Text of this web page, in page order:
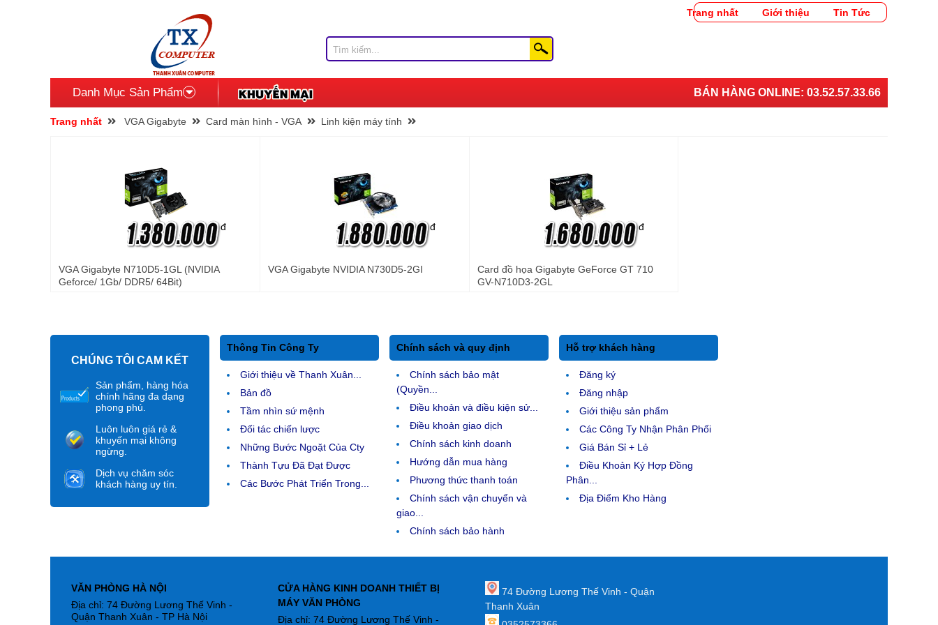
Trang nhất Giới thiệu Tin Tức
Danh Mục Sản Phẩm BÁN HÀNG ONLINE: 03.52.57.33.66
Trang nhất VGA Gigabyte Card màn hình - VGA Linh kiện máy tính
đ
VGA Gigabyte N710D5-1GL (NVIDIA
Geforce/ 1Gb/ DDR5/ 64Bit)
đ
VGA Gigabyte NVIDIA N730D5-2GI
đ
Card đồ họa Gigabyte GeForce GT 710
GV-N710D3-2GL
CHÚNG TÔI CAM KẾT
Sản phẩm, hàng hóa
chính hãng đa dạng
phong phú.
Luôn luôn giá rẻ &
khuyến mại không
ngừng.
Dịch vụ chăm sóc
khách hàng uy tín.
Thông Tin Công Ty
Giới thiệu về Thanh Xuân...
Bản đồ
Tầm nhìn sứ mệnh
Đối tác chiến lược
Những Bước Ngoặt Của Cty
Thành Tựu Đã Đạt Được
Các Bước Phát Triển Trong...
Chính sách và quy định
Chính sách bảo mật
(Quyền...
Điều khoản và điều kiện sử...
Điều khoản giao dịch
Chính sách kinh doanh
Hướng dẫn mua hàng
Phương thức thanh toán
Chính sách vận chuyển và
giao...
Chính sách bảo hành
Hỗ trợ khách hàng
Đăng ký
Đăng nhập
Giới thiệu sản phẩm
Các Công Ty Nhận Phân Phối
Giá Bán Sỉ + Lẻ
Điều Khoản Ký Hợp Đồng
Phân...
Địa Điểm Kho Hàng
VĂN PHÒNG HÀ NỘI
Địa chỉ: 74 Đường Lương Thế Vinh -
Quận Thanh Xuân - TP Hà Nội
CỬA HÀNG KINH DOANH THIẾT BỊ
MÁY VĂN PHÒNG
Địa chỉ: 74 Đường Lương Thế Vinh -
74 Đường Lương Thế Vinh - Quận
Thanh Xuân